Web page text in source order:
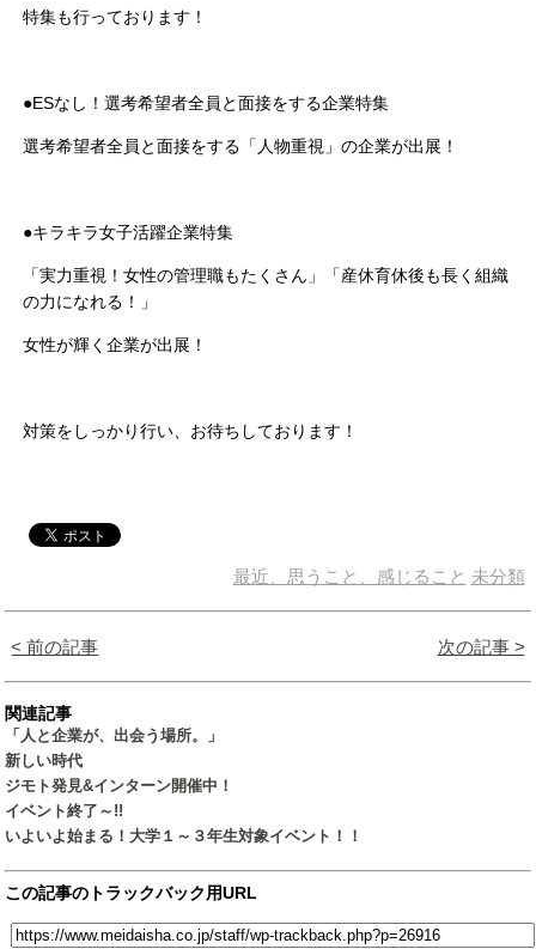
特集も行っております！
●ESなし！選考希望者全員と面接をする企業特集
選考希望者全員と面接をする「人物重視」の企業が出展！
●キラキラ女子活躍企業特集
「実力重視！女性の管理職もたくさん」「産休育休後も長く組織
の力になれる！」
女性が輝く企業が出展！
対策をしっかり行い、お待ちしております！
最近、思うこと、感じること 未分類
< 前の記事 次の記事 >
関連記事
「人と企業が、出会う場所。」
新しい時代
ジモト発見&インターン開催中！
イベント終了～!!
いよいよ始まる！大学１～３年生対象イベント！！
この記事のトラックバック用URL